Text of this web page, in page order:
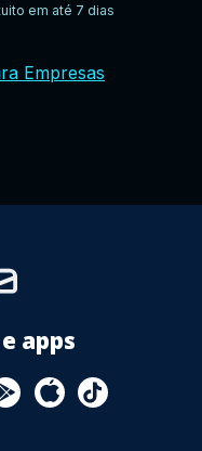
em até 7 dias
Empresas
apps
Play